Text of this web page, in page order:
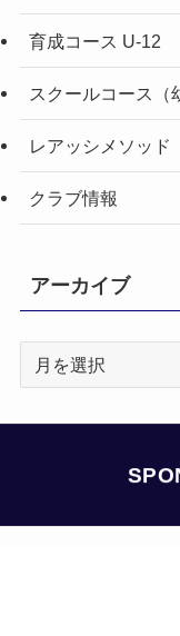
育成コース U-12
スクールコース（
レアッシメソッド
クラブ情報
アーカイブ